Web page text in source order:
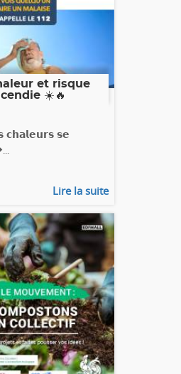
et risque
☀️🔥
𝗰𝗵𝗮𝗹𝗲𝘂𝗿𝘀 𝘀𝗲
Lire la suite